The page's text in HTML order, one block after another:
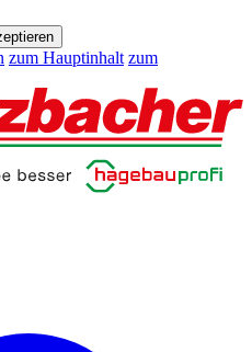
zum Hauptinhalt zum